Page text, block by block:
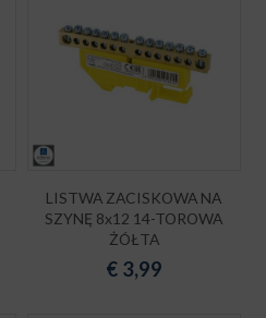
LISTWA ZACISKOWA NA
SZYNĘ 8x12 14-TOROWA
ŻÓŁTA
€ 3,99